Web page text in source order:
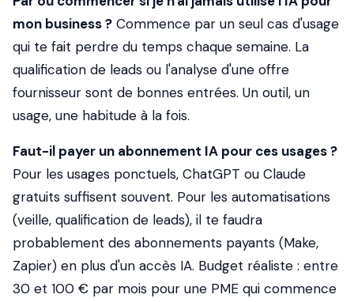
mon business ? Commence par un seul cas d'usage
qui te fait perdre du temps chaque semaine. La
qualification de leads ou l'analyse d'une offre
fournisseur sont de bonnes entrées. Un outil, un
usage, une habitude à la fois.
Faut-il payer un abonnement IA pour ces usages ?
Pour les usages ponctuels, ChatGPT ou Claude
gratuits suffisent souvent. Pour les automatisations
(veille, qualification de leads), il te faudra
probablement des abonnements payants (Make,
Zapier) en plus d'un accès IA. Budget réaliste : entre
30 et 100 € par mois pour une PME qui commence